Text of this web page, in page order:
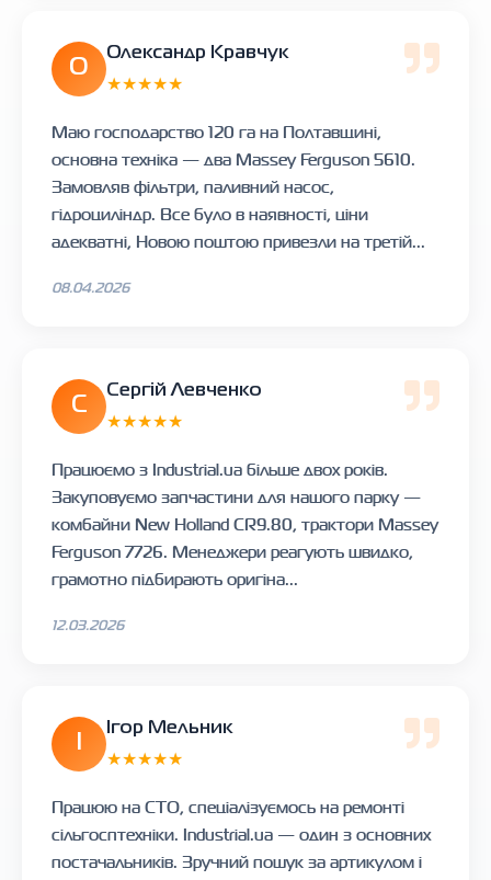
О
Олександр Кравчук
★★★★★
Маю господарство 120 га на Полтавщині,
основна техніка — два Massey Ferguson 5610.
Замовляв фільтри, паливний насос,
гідроциліндр. Все було в наявності, ціни
адекватні, Новою поштою привезли на третій...
08.04.2026
С
Сергій Левченко
★★★★★
Працюємо з Industrial.ua більше двох років.
Закуповуємо запчастини для нашого парку —
комбайни New Holland CR9.80, трактори Massey
Ferguson 7726. Менеджери реагують швидко,
грамотно підбирають оригіна...
12.03.2026
Ігор Мельник
★★★★★
Працюю на СТО, спеціалізуємось на ремонті
сільгосптехніки. Industrial.ua — один з основних
постачальників. Зручний пошук за артикулом і